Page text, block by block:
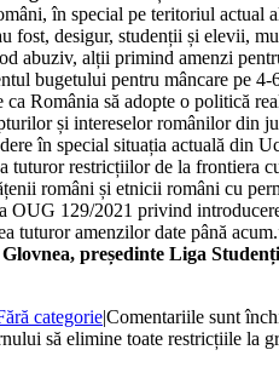
în special pe teritoriul actual
fost, desigur, studenții și elevii,
abuziv, alții primind amenzi
bugetului pentru mâncare pe
România să adopte o politică
și intereselor românilor din
în special situația actuală din
tuturor restricțiilor de la frontiera
români și etnicii români cu
OUG 129/2021 privind
tuturor amenzilor date până
președinte Liga
categorie|Comentariile sunt
să elimine toate restricțiile la